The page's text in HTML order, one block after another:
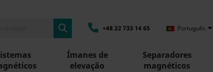
+48 22 733 14 65 Português
Ímanes de
elevação
Separadores
magnéticos